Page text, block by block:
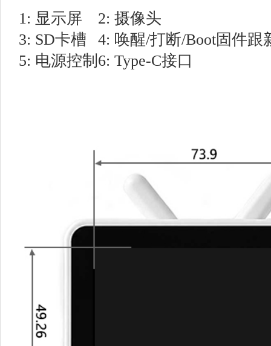
1: 显示屏
2: 摄像头
3: SD卡槽
4: 唤醒/打断/Boot固件跟
5: 电源控制 6: Type-C接口